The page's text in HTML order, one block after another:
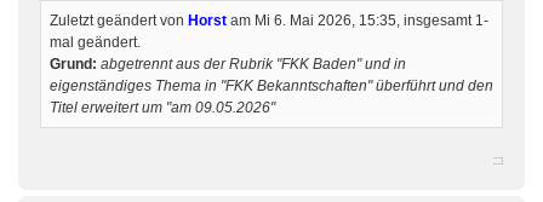
Zuletzt geändert von Horst am Mi 6. Mai 2026, 15:35, insgesamt 1-
mal geändert.
Grund: abgetrennt aus der Rubrik "FKK Baden" und in
eigenständiges Thema in "FKK Bekanntschaften" überführt und den
Titel erweitert um "am 09.05.2026"